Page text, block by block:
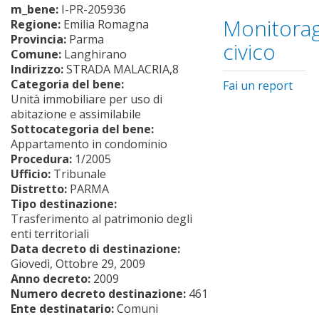
m_bene: I-PR-205936
Regione: Emilia Romagna
Provincia: Parma
Comune: Langhirano
Indirizzo:STRADA MALACRIA,8
Categoria del bene:
Unità immobiliare per uso di
abitazione e assimilabile
Sottocategoria del bene:
Appartamento in condominio
Procedura: 1/2005
Ufficio: Tribunale
Distretto: PARMA
Tipo destinazione:
Trasferimento al patrimonio degli
enti territoriali
Data decreto di destinazione:
Giovedì, Ottobre 29, 2009
Anno decreto: 2009
Numero decreto destinazione: 461
Ente destinatario:Comuni
civico
Fai un report